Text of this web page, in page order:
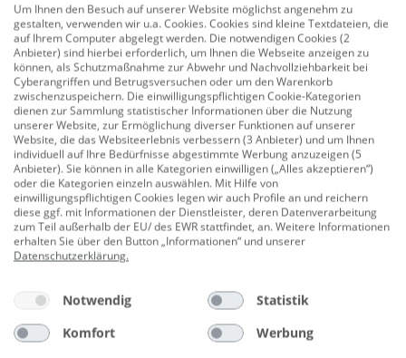
Decotric Blitzzement grau, 1 kg
4,99 €
Knauf Zement grau, 5 kg
6,99 €
Um Ihnen den Besuch auf unserer Website möglichst angenehm zu
gestalten, verwenden wir u.a. Cookies. Cookies sind kleine Textdateien, die
auf Ihrem Computer abgelegt werden. Die notwendigen Cookies (2
Anbieter) sind hierbei erforderlich, um Ihnen die Webseite anzeigen zu
können, als Schutzmaßnahme zur Abwehr und Nachvollziehbarkeit bei
Cyberangriffen und Betrugsversuchen oder um den Warenkorb
zwischenzuspeichern. Die einwilligungspflichtigen Cookie-Kategorien
dienen zur Sammlung statistischer Informationen über die Nutzung
unserer Website, zur Ermöglichung diverser Funktionen auf unserer
Website, die das Websiteerlebnis verbessern (3 Anbieter) und um Ihnen
individuell auf Ihre Bedürfnisse abgestimmte Werbung anzuzeigen (5
Anbieter). Sie können in alle Kategorien einwilligen („Alles akzeptieren“)
oder die Kategorien einzeln auswählen. Mit Hilfe von
einwilligungspflichtigen Cookies legen wir auch Profile an und reichern
diese ggf. mit Informationen der Dienstleister, deren Datenverarbeitung
zum Teil außerhalb der EU/ des EWR stattfindet, an. Weitere Informationen
erhalten Sie über den Button „Informationen“ und unserer
Datenschutzerklärung.
Notwendig
Statistik
Komfort
Werbung